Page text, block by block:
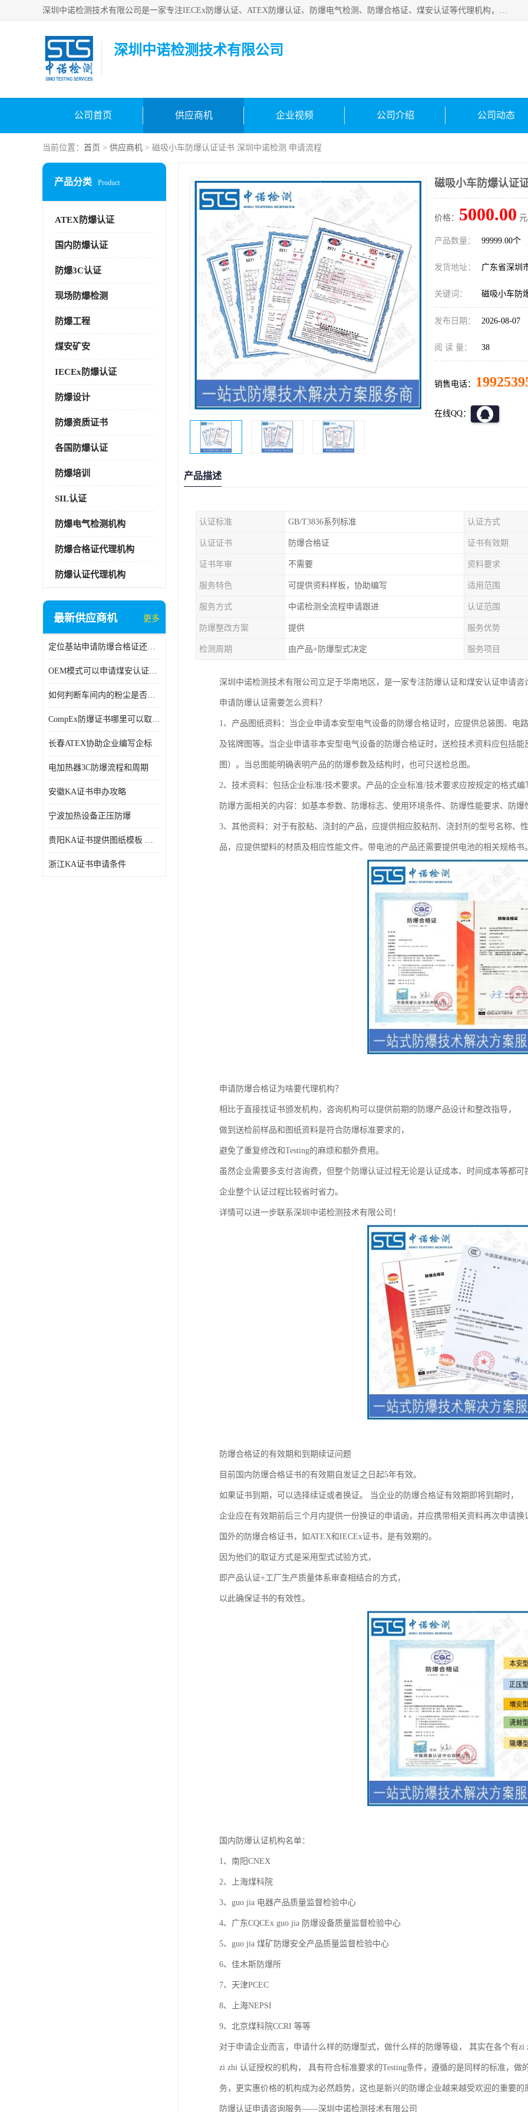
深圳中诺检测技术有限公司是一家专注IECEx防爆认证、ATEX防爆认证、防爆电气检测、防爆合格证、煤安认证等代理机构，可为客户提供从防爆设计、认证、现场检查、工程施工改造、培训等一站式服务。
深圳中诺检测技术有限公司
公司首页 供应商机 企业视频 公司介绍 公司动态
当前位置： 首页 > 供应商机 > 磁吸小车防爆认证证书 深圳中诺检测 申请流程
产品分类 Product
ATEX防爆认证
国内防爆认证
防爆3C认证
现场防爆检测
防爆工程
煤安矿安
IECEx防爆认证
防爆设计
防爆资质证书
各国防爆认证
防爆培训
SIL认证
防爆电气检测机构
防爆合格证代理机构
防爆认证代理机构
最新供应商机 更多
定位基站申请防爆合格证还是防爆3C认证呢？
OEM模式可以申请煤安认证吗？
如何判断车间内的粉尘是否为爆炸性粉尘？
CompEx防爆证书哪里可以取得？
长春ATEX协助企业编写企标
电加热器3C防爆流程和周期
安徽KA证书申办攻略
宁波加热设备正压防爆
贵阳KA证书提供图纸模板 深圳中诺检测
浙江KA证书申请条件
磁吸小车防爆认证
价格： 5000.00
产品数量： 99999.00个
发货地址： 广东省深
关键词： 磁吸小车防
发布日期： 2026-08-07
阅 读 量： 38
销售电话：
在线QQ：
产品描述
认证标准 GB/T3836系列标准 认证方式
认证证书 防爆合格证 证书有效期
证书年审 不需要 资料要求
服务特色 可提供资料样板，协助编写 适用范围
服务方式 中诺检测全流程申请跟进 认证范围
防爆整改方案 提供 服务优势
检测周期 由产品+防爆型式决定 服务项目
深圳中诺检测技术有限公司立足于华南地区，是一家专注防爆认证和煤安认证申请
申请防爆认证需要怎么资料？
1、产品图纸资料：当企业申请本安型电气设备的防爆合格证时，应提供总装图、电
及铭牌图等。当企业申请非本安型电气设备的防爆合格证时，送检技术资料应包括
图）。当总图能明确表明产品的防爆参数及结构时，也可只送检总图。
2、技术资料：包括企业标准/技术要求。产品的企业标准/技术要求应按规定的格式
防爆方面相关的内容：如基本参数、防爆标志、使用环境条件、防爆性能要求、防
3、其他资料：对于有胶粘、浇封的产品，应提供相应胶粘剂、浇封剂的型号名称、
品，应提供塑料的材质及相应性能文件。带电池的产品还需要提供电池的相关规格书
申请防爆合格证为啥要代理机构？
相比于直接找证书颁发机构，咨询机构可以提供前期的防爆产品设计和整改指导，
做到送检前样品和图纸资料是符合防爆标准要求的，
避免了重复修改和Testing的麻烦和额外费用。
虽然企业需要多支付咨询费，但整个防爆认证过程无论是认证成本、时间成本等都可
企业整个认证过程比较省时省力。
详情可以进一步联系深圳中诺检测技术有限公司！
防爆合格证的有效期和到期续证问题
目前国内防爆合格证书的有效期自发证之日起5年有效。
如果证书到期，可以选择续证或者换证。 当企业的防爆合格证有效期即将到期时，
企业应在有效期前后三个月内提供一份换证的申请函，并应携带相关资料再次申请换
国外的防爆合格证书，如ATEX和IECEx证书，是有效期的。
因为他们的取证方式是采用型式试验方式，
即产品认证+工厂生产质量体系审查相结合的方式，
以此确保证书的有效性。
国内防爆认证机构名单：
1、南阳CNEX
2、上海煤科院
3、guo jia 电器产品质量监督检验中心
4、广东CQCEx guo jia 防爆设备质量监督检验中心
5、guo jia 煤矿防爆安全产品质量监督检验中心
6、佳木斯防爆所
7、天津PCEC
8、上海NEPSI
9、北京煤科院CCRI 等等
对于申请企业而言，申请什么样的防爆型式，做什么样的防爆等级， 其实在各个有
zi zhi 认证授权的机构， 具有符合标准要求的Testing条件，遵循的是同样的标准，做
务，更实惠价格的机构成为必然趋势，这也是新兴的防爆企业越来越受欢迎的重要的
防爆认证申请咨询服务——深圳中诺检测技术有限公司